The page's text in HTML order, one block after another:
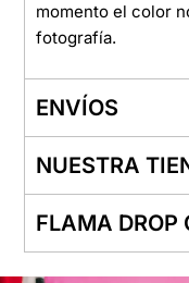
momento el color
fotografía.
ENVÍOS
NUESTRA
FLAMA DROP